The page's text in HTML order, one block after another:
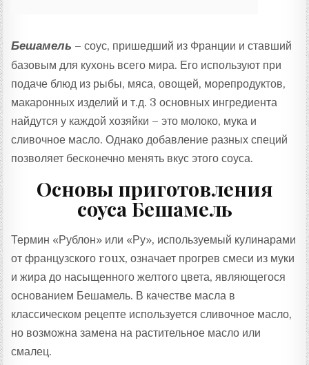
Бешамель – соус, пришедший из Франции и ставший
базовым для кухонь всего мира. Его используют при
подаче блюд из рыбы, мяса, овощей, морепродуктов,
макаронных изделий и т.д. 3 основных ингредиента
найдутся у каждой хозяйки – это молоко, мука и
сливочное масло. Однако добавление разных специй
позволяет бесконечно менять вкус этого соуса.
Основы приготовления
соуса Бешамель
Термин «Рублон» или «Ру», используемый кулинарами
от французского roux, означает прогрев смеси из муки
и жира до насыщенного желтого цвета, являющегося
основанием Бешамель. В качестве масла в
классическом рецепте используется сливочное масло,
но возможна замена на растительное масло или
смалец.